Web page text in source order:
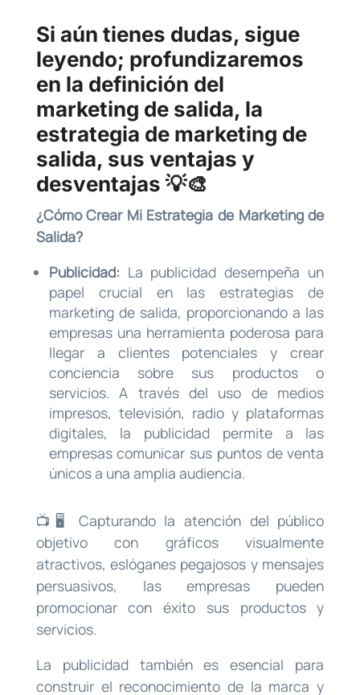
Si aún tienes dudas, sigue
leyendo; profundizaremos
en la definición del
marketing de salida, la
estrategia de marketing de
salida, sus ventajas y
desventajas 💡🎨
¿Cómo Crear Mi Estrategia de Marketing de
Salida?
Publicidad:La publicidad desempeña un
papel crucial en las estrategias de
marketing de salida, proporcionando a las
empresas una herramienta poderosa para
llegar a clientes potenciales y crear
conciencia sobre sus productos o
servicios. A través del uso de medios
impresos, televisión, radio y plataformas
digitales, la publicidad permite a las
empresas comunicar sus puntos de venta
únicos a una amplia audiencia.
📺🖥️ Capturando la atención del público
objetivo con gráficos visualmente
atractivos, eslóganes pegajosos y mensajes
persuasivos, las empresas pueden
promocionar con éxito sus productos y
servicios.
La publicidad también es esencial para
construir el reconocimiento de la marca y